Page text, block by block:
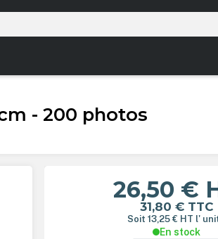
- 200 photos
26,50 €
31,80 € TTC
Soit 13,25 € HT l'
En stock